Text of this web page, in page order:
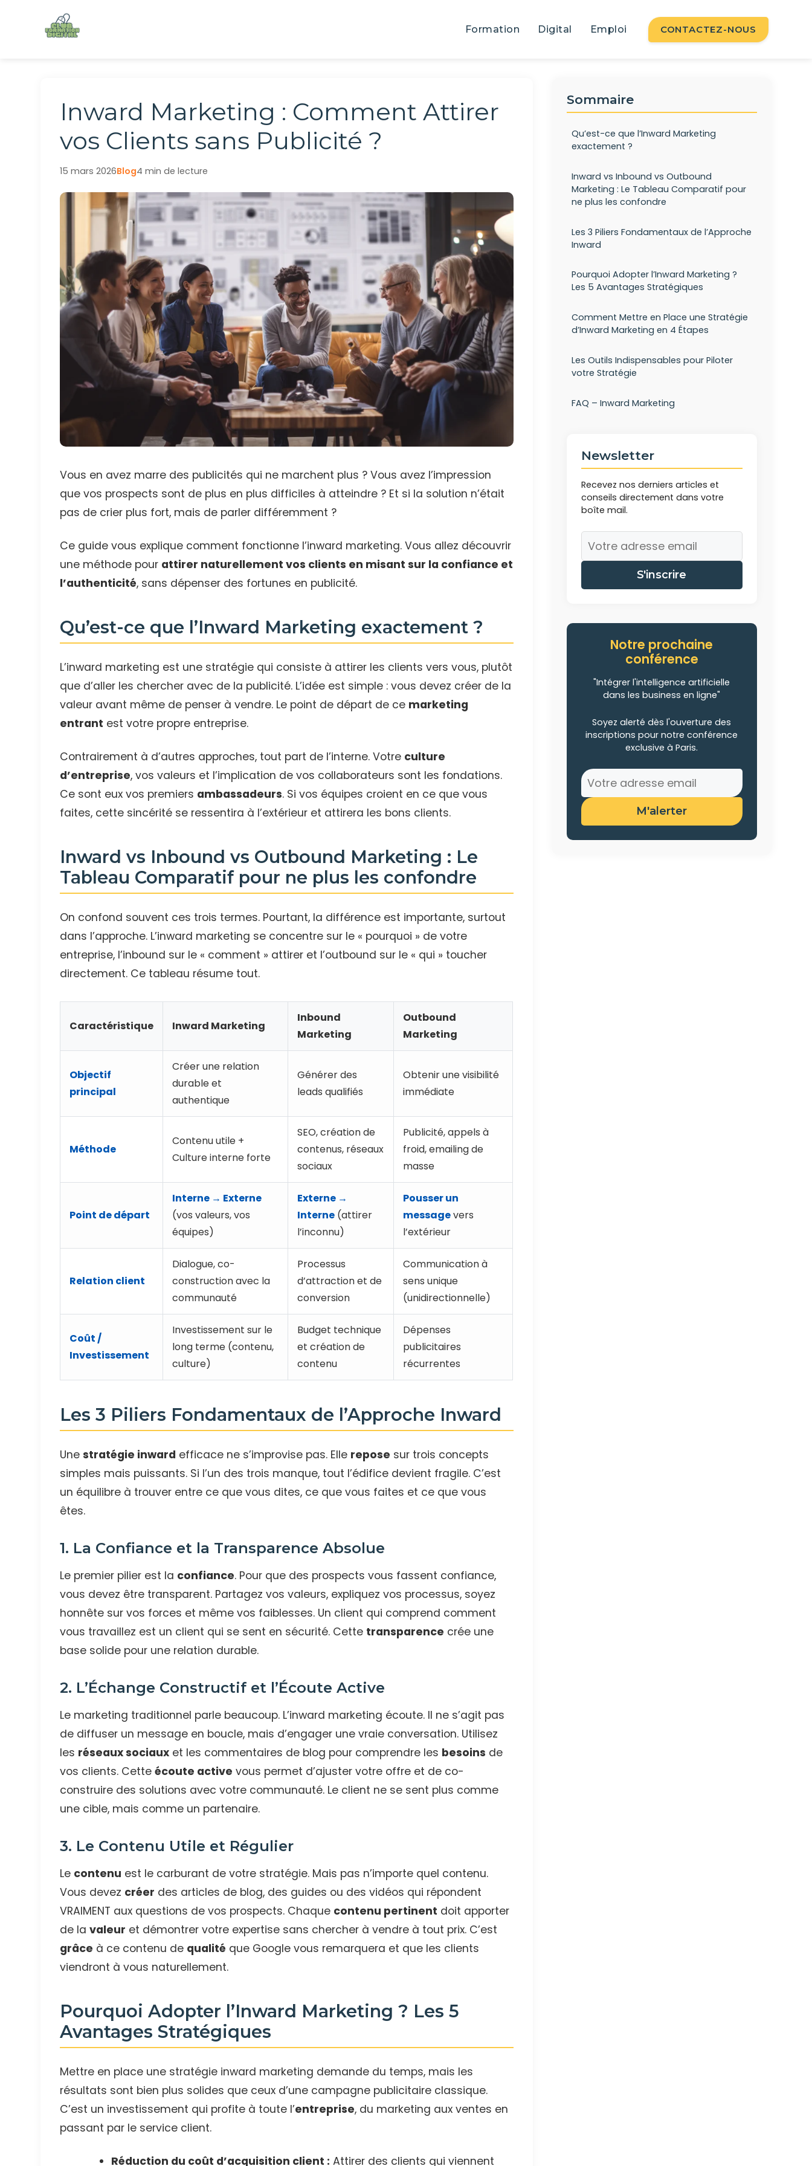
Formation Digital Emploi CONTACTEZ-NOUS
Inward Marketing : Comment Attirer
vos Clients sans Publicité ?
15 mars 2026Blog4 min de lecture
Vous en avez marre des publicités qui ne marchent plus ? Vous avez l’impression
que vos prospects sont de plus en plus difficiles à atteindre ? Et si la solution n’était
pas de crier plus fort, mais de parler différemment ?
Ce guide vous explique comment fonctionne l’inward marketing. Vous allez découvrir
une méthode pour attirer naturellement vos clients en misant sur la confiance et
l’authenticité, sans dépenser des fortunes en publicité.
Qu’est-ce que l’Inward Marketing exactement ?
L’inward marketing est une stratégie qui consiste à attirer les clients vers vous, plutôt
que d’aller les chercher avec de la publicité. L’idée est simple : vous devez créer de la
valeur avant même de penser à vendre. Le point de départ de ce marketing
entrant est votre propre entreprise.
Contrairement à d’autres approches, tout part de l’interne. Votre culture
d’entreprise, vos valeurs et l’implication de vos collaborateurs sont les fondations.
Ce sont eux vos premiers ambassadeurs. Si vos équipes croient en ce que vous
faites, cette sincérité se ressentira à l’extérieur et attirera les bons clients.
Inward vs Inbound vs Outbound Marketing : Le
Tableau Comparatif pour ne plus les confondre
On confond souvent ces trois termes. Pourtant, la différence est importante, surtout
dans l’approche. L’inward marketing se concentre sur le « pourquoi » de votre
entreprise, l’inbound sur le « comment » attirer et l’outbound sur le « qui » toucher
directement. Ce tableau résume tout.
Caractéristique Inward Marketing
Inbound
Marketing
Outbound
Marketing
Objectif
principal
Créer une relation
durable et
authentique
Générer des
leads qualifiés
Obtenir une visibilité
immédiate
Méthode
Contenu utile +
Culture interne forte
SEO, création de
contenus, réseaux
sociaux
Publicité, appels à
froid, emailing de
masse
Point de départ
Interne → Externe
(vos valeurs, vos
équipes)
Externe →
Interne (attirer
l’inconnu)
Pousser un
messagevers
l’extérieur
Relation client
Dialogue, co-
construction avec la
communauté
Processus
d’attraction et de
conversion
Communication à
sens unique
(unidirectionnelle)
Coût /
Investissement
Investissement sur le
long terme (contenu,
culture)
Budget technique
et création de
contenu
Dépenses
publicitaires
récurrentes
Les 3 Piliers Fondamentaux de l’Approche Inward
Unestratégie inward efficace ne s’improvise pas. Elle repose sur trois concepts
simples mais puissants. Si l’un des trois manque, tout l’édifice devient fragile. C’est
un équilibre à trouver entre ce que vous dites, ce que vous faites et ce que vous
êtes.
1. La Confiance et la Transparence Absolue
Le premier pilier est la confiance. Pour que des prospects vous fassent confiance,
vous devez être transparent. Partagez vos valeurs, expliquez vos processus, soyez
honnête sur vos forces et même vos faiblesses. Un client qui comprend comment
vous travaillez est un client qui se sent en sécurité. Cette transparence crée une
base solide pour une relation durable.
2. L’Échange Constructif et l’Écoute Active
Le marketing traditionnel parle beaucoup. L’inward marketing écoute. Il ne s’agit pas
de diffuser un message en boucle, mais d’engager une vraie conversation. Utilisez
les réseaux sociaux et les commentaires de blog pour comprendre les besoins de
vos clients. Cetteécoute active vous permet d’ajuster votre offre et de co-
construire des solutions avec votre communauté. Le client ne se sent plus comme
une cible, mais comme un partenaire.
3. Le Contenu Utile et Régulier
Le contenu est le carburant de votre stratégie. Mais pas n’importe quel contenu.
Vous devez créer des articles de blog, des guides ou des vidéos qui répondent
VRAIMENT aux questions de vos prospects. Chaque contenu pertinent doit apporter
de lavaleur et démontrer votre expertise sans chercher à vendre à tout prix. C’est
grâce à ce contenu de qualité que Google vous remarquera et que les clients
viendront à vous naturellement.
Pourquoi Adopter l’Inward Marketing ? Les 5
Avantages Stratégiques
Mettre en place une stratégie inward marketing demande du temps, mais les
résultats sont bien plus solides que ceux d’une campagne publicitaire classique.
C’est un investissement qui profite à toute l’entreprise, du marketing aux ventes en
passant par le service client.
Réduction du coût d’acquisition client : Attirer des clients qui viennent
Sommaire
Qu’est-ce que l’Inward Marketing
exactement ?
Inward vs Inbound vs Outbound
Marketing : Le Tableau Comparatif pour
ne plus les confondre
Les 3 Piliers Fondamentaux de l’Approche
Inward
Pourquoi Adopter l’Inward Marketing ?
Les 5 Avantages Stratégiques
Comment Mettre en Place une Stratégie
d’Inward Marketing en 4 Étapes
Les Outils Indispensables pour Piloter
votre Stratégie
FAQ – Inward Marketing
Newsletter
Recevez nos derniers articles et
conseils directement dans votre
boîte mail.
S'inscrire
Notre prochaine
conférence
"Intégrer l'intelligence artificielle
dans les business en ligne"
Soyez alerté dès l'ouverture des
inscriptions pour notre conférence
exclusive à Paris.
M'alerter